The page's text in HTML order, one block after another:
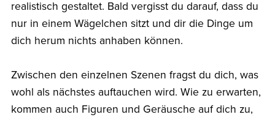
realistisch gestaltet. Bald vergisst du darauf, dass du
nur in einem Wägelchen sitzt und dir die Dinge um
dich herum nichts anhaben können.
Zwischen den einzelnen Szenen fragst du dich, was
wohl als nächstes auftauchen wird. Wie zu erwarten,
kommen auch Figuren und Geräusche auf dich zu,